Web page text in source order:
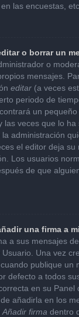
las encuestas, etc.
o borrar un
o
mensajes.
editar (a veces
periodo de
un
las veces que lo ha
administración
el editor deja
Los usuarios
de que
una firma a
a sus mensajes
Una vez
cuando publique un
defecto a todos
en su Panel
añadirla en los
Añadir firma dentro